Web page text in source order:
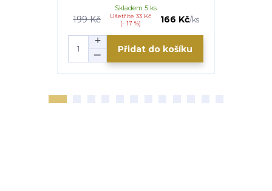
199 Kč
Ušetříte 33 Kč
(- 17 %)
166 Kč/ks
Skladem 5 ks
Přidat do košíku